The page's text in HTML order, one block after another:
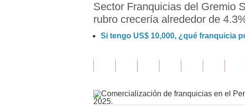
Sector Franquicias del Gremio
rubro crecería alrededor de
Si tengo US$ 10,000, ¿qué franquicia